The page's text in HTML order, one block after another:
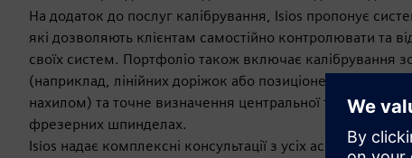
На додаток до послуг калібрування, Isios пропонує
які дозволяють клієнтам самостійно контролювати та
своїх систем. Портфоліо також включає калібрування
(наприклад, лінійних доріжок або позиціонерів, таких
нахилом) та точне визначення центральної точки
фрезерних шпинделах.
Isios надає комплексні консультації з усіх аспектів